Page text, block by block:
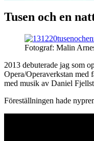
Tusen och en
Fotograf: Malin
2013 debuterade jag som
Opera/Operaverkstan med
med musik av Daniel
Föreställningen hade